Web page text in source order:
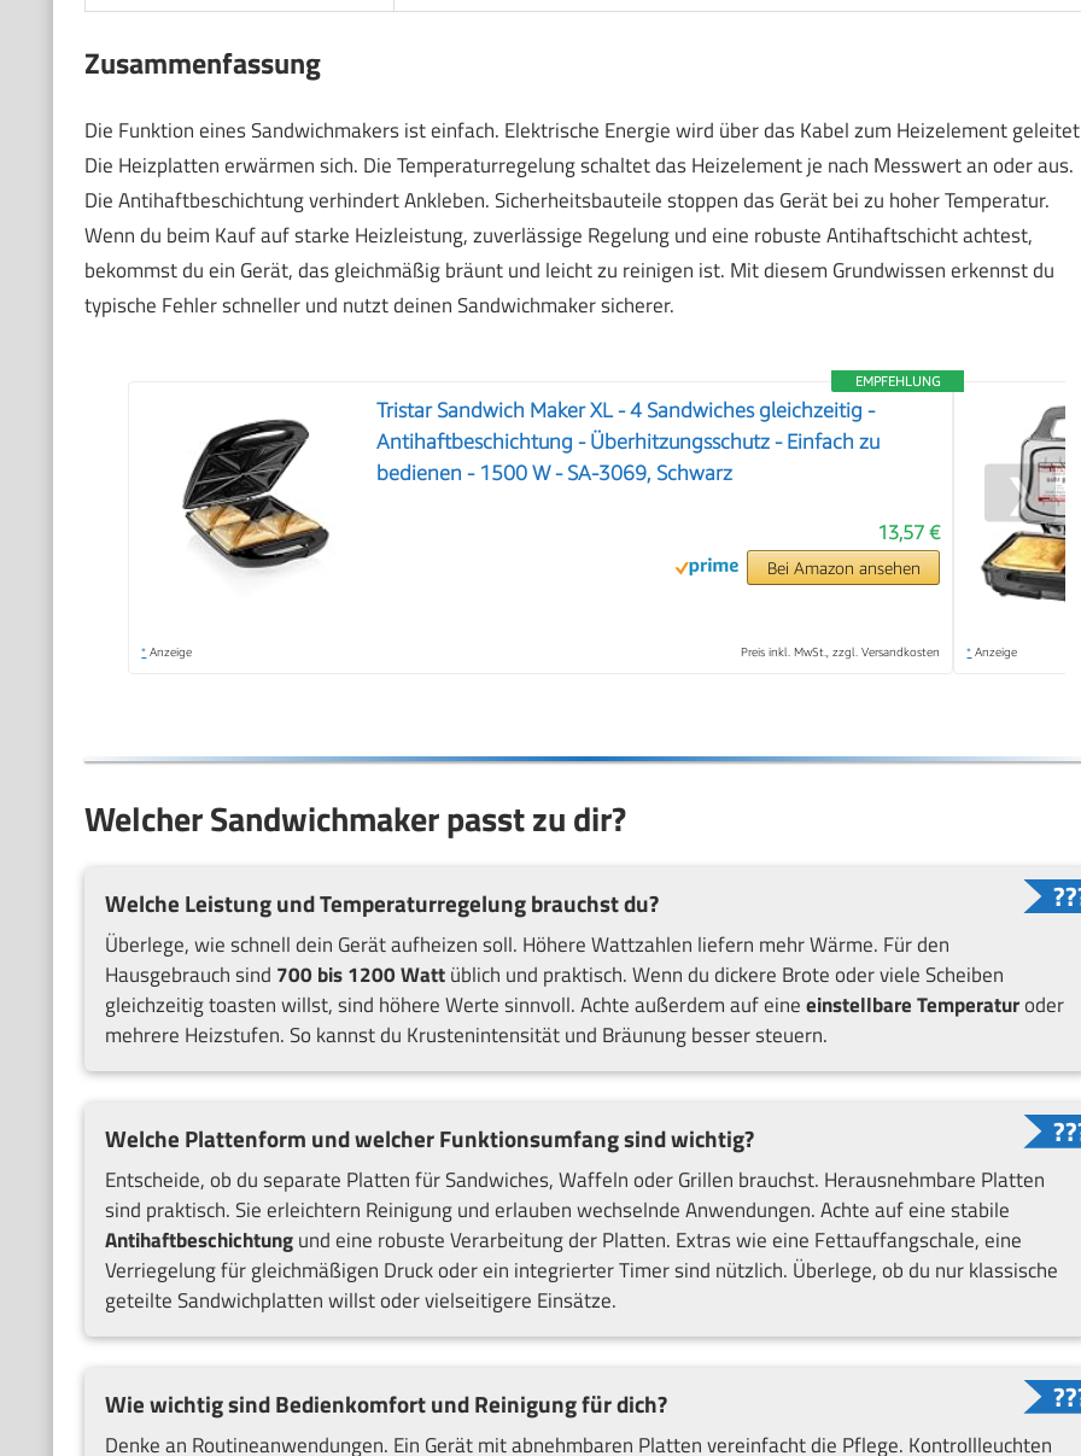
Zusammenfassung
Die Funktion eines Sandwichmakers ist einfach. Elektrische Energie wird über das Kabel zum Heizelement
Die Heizplatten erwärmen sich. Die Temperaturregelung schaltet das Heizelement je nach Messwert an oder aus.
Die Antihaftbeschichtung verhindert Ankleben. Sicherheitsbauteile stoppen das Gerät bei zu hoher Temperatur.
Wenn du beim Kauf auf starke Heizleistung, zuverlässige Regelung und eine robuste Antihaftschicht achtest,
bekommst du ein Gerät, das gleichmäßig bräunt und leicht zu reinigen ist. Mit diesem Grundwissen erkennst du
typische Fehler schneller und nutzt deinen Sandwichmaker sicherer.
EMPFEHLUNG
Tristar Sandwich Maker XL - 4 Sandwiches gleichzeitig -
Antihaftbeschichtung - Überhitzungsschutz - Einfach zu
bedienen - 1500 W - SA-3069, Schwarz
13,57 €
Bei Amazon ansehen
* Anzeige Preis inkl. MwSt., zzgl. Versandkosten * Anzeige
❯
Welcher Sandwichmaker passt zu dir?
Welche Leistung und Temperaturregelung brauchst du?
Überlege, wie schnell dein Gerät aufheizen soll. Höhere Wattzahlen liefern mehr Wärme. Für den
Hausgebrauch sind 700 bis 1200 Wattüblich und praktisch. Wenn du dickere Brote oder viele Scheiben
gleichzeitig toasten willst, sind höhere Werte sinnvoll. Achte außerdem auf eineeinstellbare Temperaturoder
mehrere Heizstufen. So kannst du Krustenintensität und Bräunung besser steuern.
Welche Plattenform und welcher Funktionsumfang sind wichtig?
Entscheide, ob du separate Platten für Sandwiches, Waffeln oder Grillen brauchst. Herausnehmbare Platten
sind praktisch. Sie erleichtern Reinigung und erlauben wechselnde Anwendungen. Achte auf eine stabile
Antihaftbeschichtungund eine robuste Verarbeitung der Platten. Extras wie eine Fettauffangschale, eine
Verriegelung für gleichmäßigen Druck oder ein integrierter Timer sind nützlich. Überlege, ob du nur klassische
geteilte Sandwichplatten willst oder vielseitigere Einsätze.
Wie wichtig sind Bedienkomfort und Reinigung für dich?
Denke an Routineanwendungen. Ein Gerät mit abnehmbaren Platten vereinfacht die Pflege. Kontrollleuchten